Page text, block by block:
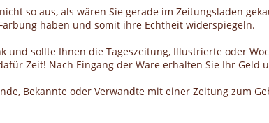
so aus, als wären Sie gerade im Zeitungsladen
haben und somit ihre Echtheit widerspiegeln.
und sollte Ihnen die Tageszeitung, Illustrierte oder
Zeit! Nach Eingang der Ware erhalten Sie Ihr Geld
Bekannte oder Verwandte mit einer Zeitung zum